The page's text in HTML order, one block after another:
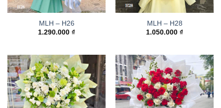
MLH – H26
1.290.000 ₫
MLH – H28
1.050.000 ₫